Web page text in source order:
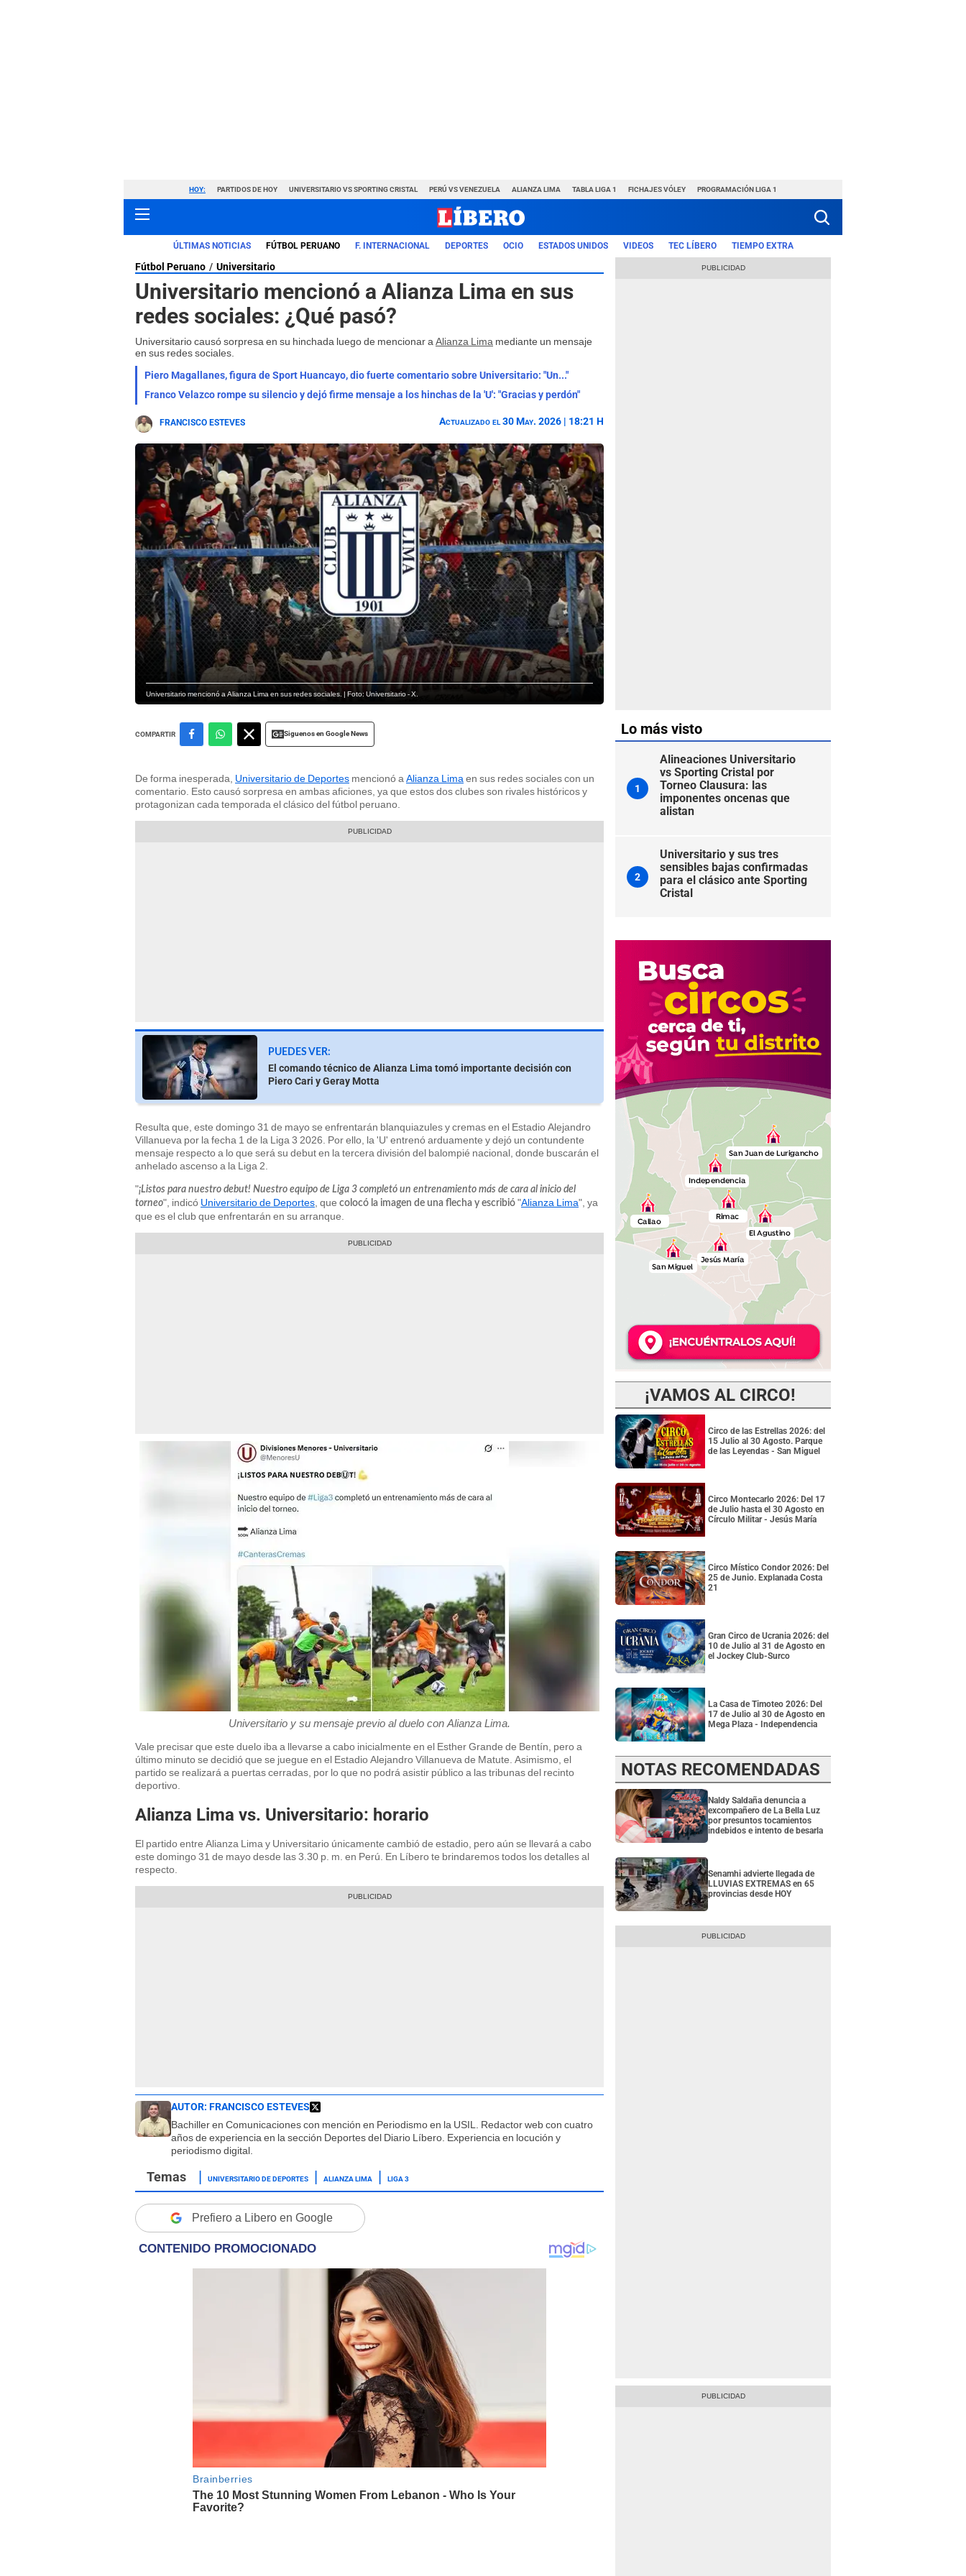
HOY: PARTIDOS DE HOY UNIVERSITARIO VS SPORTING CRISTAL PERÚ VS VENEZUELA ALIANZA LIMA TABLA LIGA 1 FICHAJES VÓLEY PROGRAMACIÓN LIGA 1
ÚLTIMAS NOTICIAS FÚTBOL PERUANO F. INTERNACIONAL DEPORTES OCIO ESTADOS UNIDOS VIDEOS TEC LÍBERO TIEMPO EXTRA
Fútbol Peruano Universitario
Universitario mencionó a Alianza Lima en sus
redes sociales: ¿Qué pasó?
Universitario causó sorpresa en su hinchada luego de mencionar a Alianza Lima mediante un mensaje
en sus redes sociales.
Piero Magallanes, figura de Sport Huancayo, dio fuerte comentario sobre Universitario: "Un..."
Franco Velazco rompe su silencio y dejó firme mensaje a los hinchas de la 'U': "Gracias y perdón"
FRANCISCO ESTEVES Actualizado el 30 May. 2026 | 18:21 H
Universitario mencionó a Alianza Lima en sus redes sociales. | Foto: Universitario - X.
COMPARTIR Siguenos en Google News
De forma inesperada, Universitario de Deportes mencionó a Alianza Lima en sus redes sociales con un
comentario. Esto causó sorpresa en ambas aficiones, ya que estos dos clubes son rivales históricos y
protagonizan cada temporada el clásico del fútbol peruano.
PUEDES VER:
El comando técnico de Alianza Lima tomó importante decisión con
Piero Cari y Geray Motta
Resulta que, este domingo 31 de mayo se enfrentarán blanquiazules y cremas en el Estadio Alejandro
Villanueva por la fecha 1 de la Liga 3 2026. Por ello, la 'U' entrenó arduamente y dejó un contundente
mensaje respecto a lo que será su debut en la tercera división del balompié nacional, donde buscarán el
anhelado ascenso a la Liga 2.
"¡Listos para nuestro debut! Nuestro equipo de Liga 3 completó un entrenamiento más de cara al inicio del
torneo", indicó Universitario de Deportes , que colocó la imagen de una flecha y escribió "Alianza Lima", ya
que es el club que enfrentarán en su arranque.
Universitario y su mensaje previo al duelo con Alianza Lima.
Vale precisar que este duelo iba a llevarse a cabo inicialmente en el Esther Grande de Bentín, pero a
último minuto se decidió que se juegue en el Estadio Alejandro Villanueva de Matute. Asimismo, el
partido se realizará a puertas cerradas, por lo que no podrá asistir público a las tribunas del recinto
deportivo.
Alianza Lima vs. Universitario: horario
El partido entre Alianza Lima y Universitario únicamente cambió de estadio, pero aún se llevará a cabo
este domingo 31 de mayo desde las 3.30 p. m. en Perú. En Líbero te brindaremos todos los detalles al
respecto.
AUTOR: FRANCISCO ESTEVES
Bachiller en Comunicaciones con mención en Periodismo en la USIL. Redactor web con cuatro
años de experiencia en la sección Deportes del Diario Líbero. Experiencia en locución y
periodismo digital.
UNIVERSITARIO DE DEPORTES ALIANZA LIMA LIGA 3
Prefiero a Libero en Google
Lo más visto
1
Alineaciones Universitario
vs Sporting Cristal por
Torneo Clausura: las
imponentes oncenas que
alistan
2
Universitario y sus tres
sensibles bajas confirmadas
para el clásico ante Sporting
Cristal
¡VAMOS AL CIRCO!
Circo de las Estrellas 2026: del
15 Julio al 30 Agosto. Parque
de las Leyendas - San Miguel
Circo Montecarlo 2026: Del 17
de Julio hasta el 30 Agosto en
Círculo Militar - Jesús María
Circo Místico Condor 2026: Del
25 de Junio. Explanada Costa
21
Gran Circo de Ucrania 2026: del
10 de Julio al 31 de Agosto en
el Jockey Club-Surco
La Casa de Timoteo 2026: Del
17 de Julio al 30 de Agosto en
Mega Plaza - Independencia
NOTAS RECOMENDADAS
Naldy Saldaña denuncia a
excompañero de La Bella Luz
por presuntos tocamientos
indebidos e intento de besarla
Senamhi advierte llegada de
LLUVIAS EXTREMAS en 65
provincias desde HOY